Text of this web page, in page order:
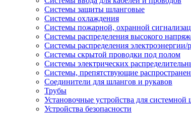
Системы защиты шланговые
Системы охлаждения
Системы пожарной, охранной
Системы распределения высокого
Системы распределения электроэнергии/
Системы скрытой проводки под полом
Системы электрических
Системы, препятствующие
Соединители для шлангов и рукавов
Трубы
Установочные устройства для
Устройства безопасности